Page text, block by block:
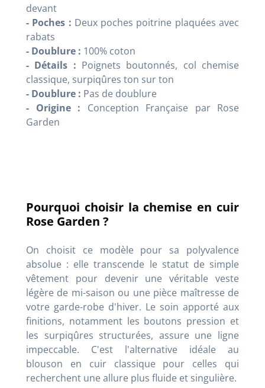
devant
- Poches : Deux poches poitrine plaquées avec
rabats
- Doublure : 100% coton
- Détails : Poignets boutonnés, col chemise
classique, surpiqûres ton sur ton
- Doublure : Pas de doublure
- Origine : Conception Française par Rose
Garden
Pourquoi choisir la chemise en cuir
Rose Garden ?
On choisit ce modèle pour sa polyvalence
absolue : elle transcende le statut de simple
vêtement pour devenir une véritable veste
légère de mi-saison ou une pièce maîtresse de
votre garde-robe d'hiver. Le soin apporté aux
finitions, notamment les boutons pression et
les surpiqûres structurées, assure une ligne
impeccable. C'est l'alternative idéale au
blouson en cuir classique pour celles qui
recherchent une allure plus fluide et singulière.